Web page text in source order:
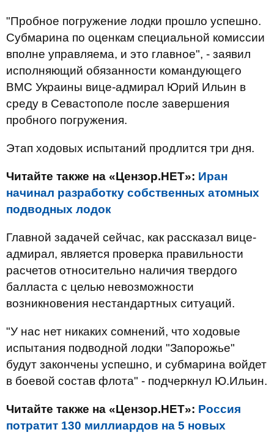
"Пробное погружение лодки прошло успешно.
Субмарина по оценкам специальной комиссии
вполне управляема, и это главное", - заявил
исполняющий обязанности командующего
ВМС Украины вице-адмирал Юрий Ильин в
среду в Севастополе после завершения
пробного погружения.
Этап ходовых испытаний продлится три дня.
Читайте также на «Цензор.НЕТ»: Иран
начинал разработку собственных атомных
подводных лодок
Главной задачей сейчас, как рассказал вице-
адмирал, является проверка правильности
расчетов относительно наличия твердого
балласта с целью невозможности
возникновения нестандартных ситуаций.
"У нас нет никаких сомнений, что ходовые
испытания подводной лодки "Запорожье"
будут закончены успешно, и субмарина войдет
в боевой состав флота" - подчеркнул Ю.Ильин.
Читайте также на «Цензор.НЕТ»: Россия
потратит 130 миллиардов на 5 новых